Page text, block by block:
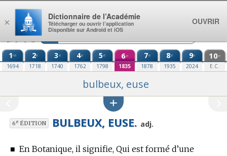
Aller au contenu
1re
1694
2e
1718
3e
1740
4e
1762
5e
1798
6e
1835
7e
1878
8e
1935
9e
2024
10e
E.C.
bulbeux, euse
6eÉDITION BULBEUX, EUSE. adj.
■ En Botanique, il signifie, Qui est formé d’une
×
Dictionnaire de l’Académie
Télécharger ou ouvrir l’application
Disponible sur Android et iOS
OUVRIR